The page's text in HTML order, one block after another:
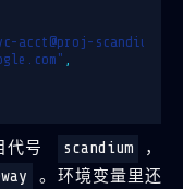
acct@proj-scandium-
代号 scandium
，
。环境变量里还